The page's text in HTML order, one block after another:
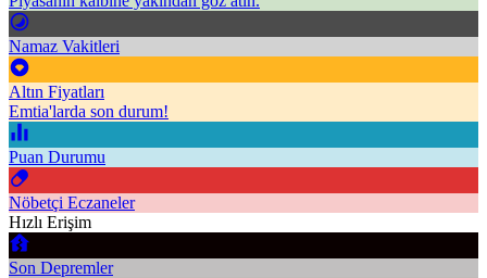
Namaz Vakitleri
Altın Fiyatları
Emtia'larda son durum!
Puan Durumu
Nöbetçi Eczaneler
Hızlı Erişim
Son Depremler